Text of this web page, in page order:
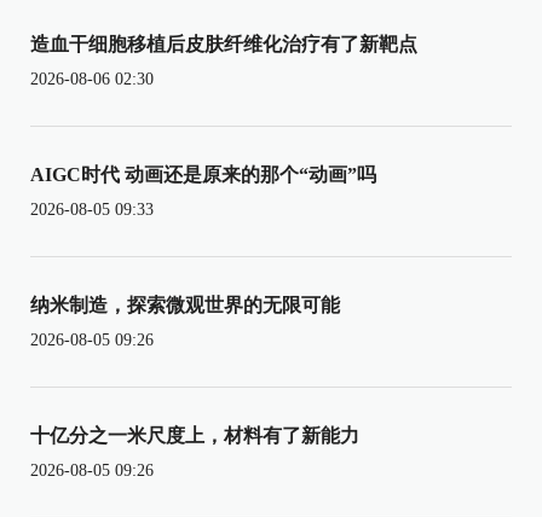
造血干细胞移植后皮肤纤维化治疗有了新靶点
2026-08-06 02:30
AIGC时代 动画还是原来的那个“动画”吗
2026-08-05 09:33
纳米制造，探索微观世界的无限可能
2026-08-05 09:26
十亿分之一米尺度上，材料有了新能力
2026-08-05 09:26